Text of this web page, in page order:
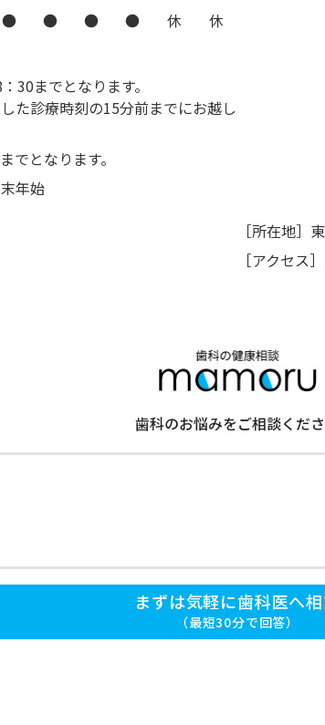
● ● ● ● 休 休
30までとなります。
た診療時刻の15分前までにお越し
でとなります。
年始
［所在地］
［アクセ